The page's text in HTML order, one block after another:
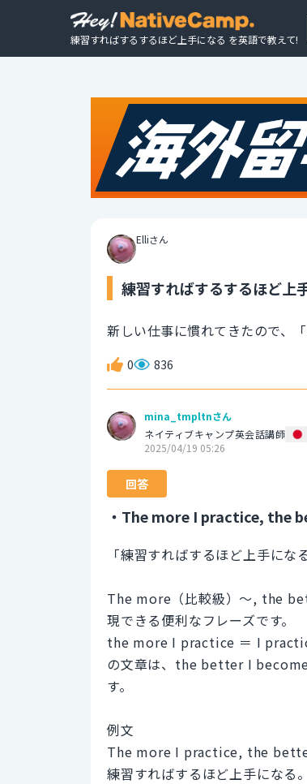
練習すればするするほど上手になる を英語で教えて!
Elliさん
練習すればするするほど上
新しい仕事に慣れてきたので、
0 836
mina_tmpltnさん
ネイティブキャンプ英会話講師
2025/04/19 05:26
回答
・The more I practice, the
「練習すればするほど上手にな
The more（比較級）〜, the
現できる便利なフレーズです。
the more I practice ＝ I
の文章は、the better I
す。
例文
The more I practice, the
練習すればするほど上手になる